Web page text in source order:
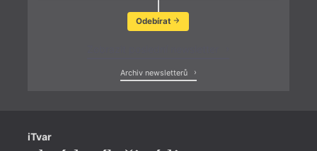
Odebírat
Archiv newsletterů
iTvar